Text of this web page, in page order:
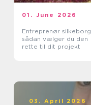
01. June 2026
Entreprenør silkeborg
sådan vælger du den
rette til dit projekt
03. April 2026